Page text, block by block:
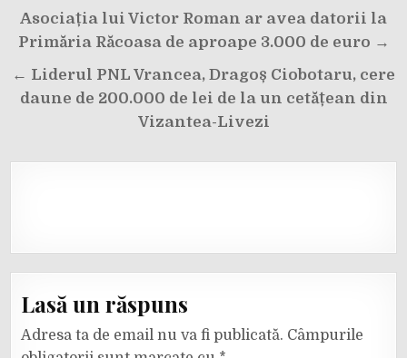
Navigare
în
articole
Asociația lui Victor Roman ar avea datorii la
Primăria Răcoasa de aproape 3.000 de euro →
← Liderul PNL Vrancea, Dragoș Ciobotaru, cere
daune de 200.000 de lei de la un cetățean din
Vizantea-Livezi
Lasă un răspuns
Adresa ta de email nu va fi publicată. Câmpurile